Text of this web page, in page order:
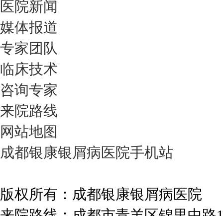
医院新闻
媒体报道
专家团队
临床技术
咨询专家
来院路线
网站地图
成都银康银屑病医院手机站
版权所有：成都银康银屑病医院